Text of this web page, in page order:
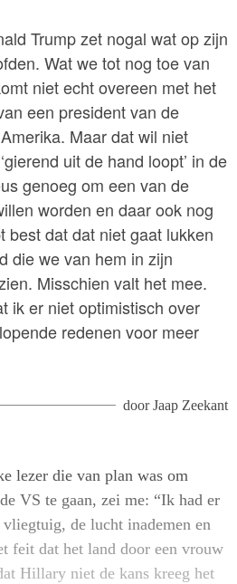
Trump zet nogal wat op zijn
Wat we tot nog toe van
niet echt overeen met het
een president van de
Maar dat wil niet
uit de hand loopt’ in de
genoeg om een van de
worden en daar ook nog
best dat dat niet gaat lukken
die we van hem in zijn
Misschien valt het mee.
ik er niet optimistisch over
redenen voor meer
doorJaap Zeekant
lezer die van plan was om
VS te gaan, zei me: “Ik had er
de lucht inademen en
feit dat het land door een vrouw
Hillary niet de kans kreeg het